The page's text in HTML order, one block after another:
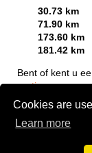
Cookies are
Learn more
30.73 km
71.90 km
173.60 km
181.42 km
Bent of kent u
gratis aan